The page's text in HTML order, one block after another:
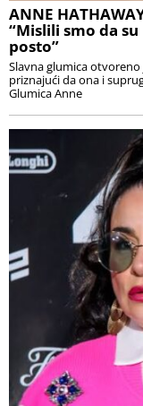
ANNE
“Mislili smo da
posto”
Slavna glumica
priznajući da ona i
Glumica Anne